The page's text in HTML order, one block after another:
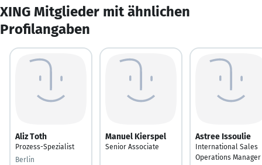
XING Mitglieder mit ähnlichen
Profilangaben
Aliz Toth
Prozess-Spezialist
Berlin
Manuel Kierspel
Senior Associate
Astree Issoulie
International Sales
Operations Manager